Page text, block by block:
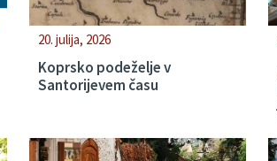
20. julija, 2026
Koprsko podeželje v
Santorijevem času